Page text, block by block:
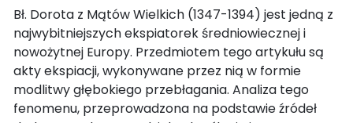
Bł. Dorota z Mątów Wielkich (1347-1394) jest jedną z
najwybitniejszych ekspiatorek średniowiecznej i
nowożytnej Europy. Przedmiotem tego artykułu są
akty ekspiacji, wykonywane przez nią w formie
modlitwy głębokiego przebłagania. Analiza tego
fenomenu, przeprowadzona na podstawie źródeł